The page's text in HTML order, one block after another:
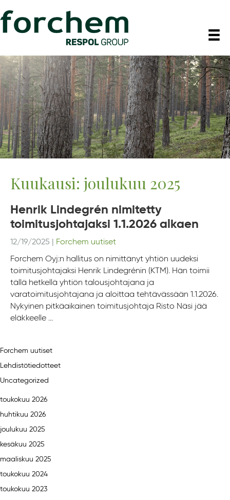
Kuukausi: joulukuu 2025
Henrik Lindegrén nimitetty
toimitusjohtajaksi 1.1.2026 alkaen
12/19/2025 Forchem uutiset
Forchem Oyj:n hallitus on nimittänyt yhtiön uudeksi
toimitusjohtajaksi Henrik Lindegrénin (KTM). Hän toimii
tällä hetkellä yhtiön talousjohtajana ja
varatoimitusjohtajana ja aloittaa tehtävässään 1.1.2026.
Nykyinen pitkäaikainen toimitusjohtaja Risto Näsi jää
eläkkeelle ...
Forchem uutiset
Lehdistötiedotteet
Uncategorized
toukokuu 2026
huhtikuu 2026
joulukuu 2025
kesäkuu 2025
maaliskuu 2025
toukokuu 2024
toukokuu 2023